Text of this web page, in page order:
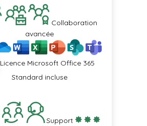
Collaboration
avancée​
Licence Microsoft Office 365
Standard incluse
Support